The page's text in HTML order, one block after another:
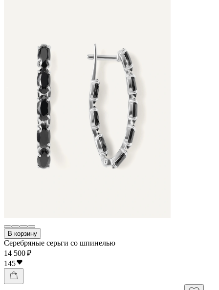
В корзину
Серебряные серьги со шпинелью
14 500 ₽
145